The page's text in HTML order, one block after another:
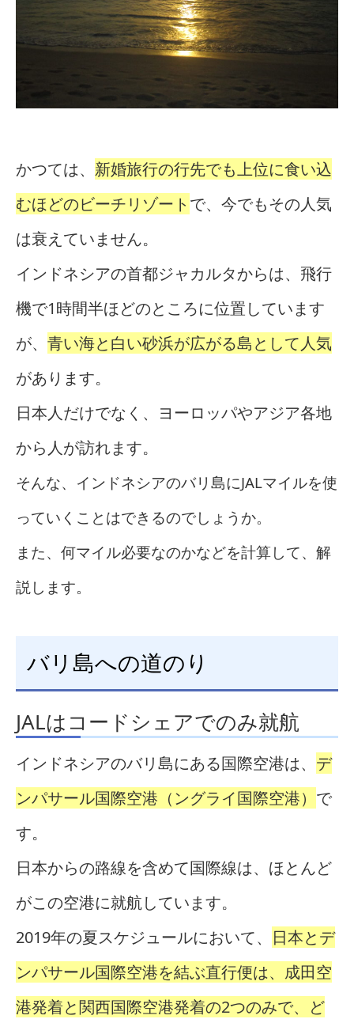
かつては、 新婚旅行の行先でも上位に食い込
むほどのビーチリゾート で、今でもその人気
は衰えていません。
インドネシアの首都ジャカルタからは、飛行
機で1時間半ほどのところに位置しています
が、 青い海と白い砂浜が広がる島として人気
があります。
日本人だけでなく、ヨーロッパやアジア各地
から人が訪れます。
そんな、インドネシアのバリ島にJALマイルを使
っていくことはできるのでしょうか。
また、何マイル必要なのかなどを計算して、解
説します。
バリ島への道のり
JALはコードシェアでのみ就航
インドネシアのバリ島にある国際空港は、 デ
ンパサール国際空港（ングライ国際空港） で
す。
日本からの路線を含めて国際線は、ほとんど
がこの空港に就航しています。
2019年の夏スケジュールにおいて、
日本とデ
ンパサール国際空港を結ぶ直行便は、成田空
港発着と関西国際空港発着の2つのみで、ど